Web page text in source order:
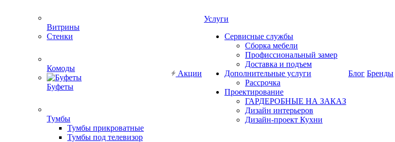
Витрины
Стенки
Комоды
Буфеты
Тумбы
Тумбы прикроватные
Тумбы под телевизор
Акции
Услуги
Сервисные службы
Сборка мебели
Профиссиональный замер
Доставка и подъем
Дополнительные услуги
Рассрочка
Проектирование
ГАРДЕРОБНЫЕ НА ЗАКАЗ
Дизайн интерьеров
Дизайн-проект Кухни
Блог Бренды